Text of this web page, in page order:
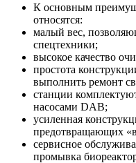
К основным
относятся:
малый вес,
спецтехники;
высокое качество
простота
выполнить ремонт
станции
насосами DAB;
усиленная
предотвращающих
сервисное
промывка